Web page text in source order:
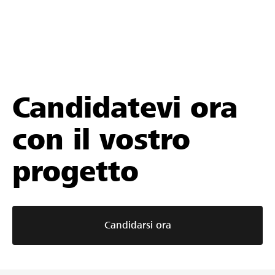
Candidatevi ora
con il vostro
progetto
Candidarsi ora